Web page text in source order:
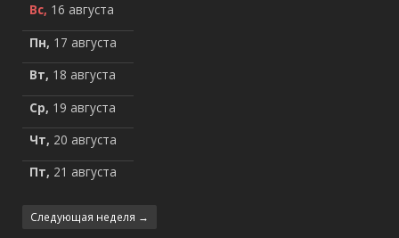
Вс, 16 августа
Пн, 17 августа
Вт, 18 августа
Ср, 19 августа
Чт, 20 августа
Пт, 21 августа
Следующая неделя →